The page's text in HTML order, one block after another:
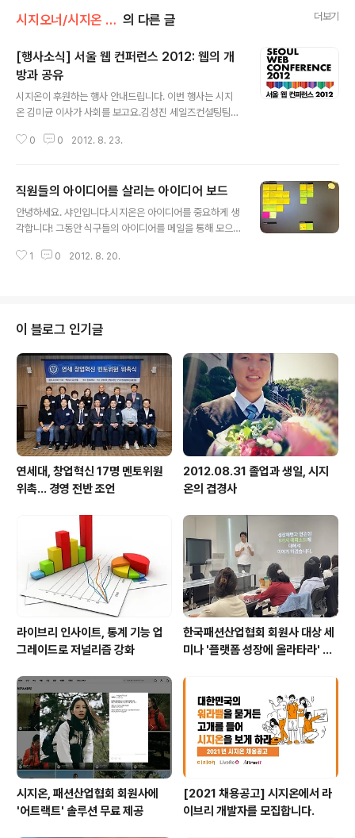
시지오너/시지온 아카이브 의 다른 글 더보기
[행사소식] 서울 웹 컨퍼런스 2012: 웹의 개
방과 공유
시지온이 후원하는 행사 안내드립니다. 이번 행사는 시지
온 김미균 이사가 사회를 보고요.김성진 세일즈컨설팅팀장
대해 강연을 합니다.온오프믹스 통해 참가 신청하실 수 있
스 2012」 행사의 주제는 웹의 개방과 공유 입니다. 급격히
진화하는 IT 신기술과 웹 패러다임에 대한 경험적 지식을
나누고, 홈페이지 운영기관의 상호 공존과 발전을 위한 소
과 비영리단체에서 참여해 더욱 의미가 있습니다. 웹 전문
0 0 2012. 8. 23.
직원들의 아이디어를 살리는 아이디어 보드
안녕하세요. 샤인입니다.시지온은 아이디어를 중요하게 생
각합니다! 그동안 식구들의 아이디어를 메일을 통해 모으
메일함으로 들어가면 그 것들이 눈에 보이지 않다보니 사
온에서 아이디어보드를 활용하는 방법을 소개해드리려고
합니다. 아이디어를 어떻게 모으고 실행할지 고민하고 계
시다면 참고하시고 더 좋은 방법이 있으면 댓글로 노하우
를 공유해주시지온 :) 짠!이것이 시지온 아이디어보드의 모
습입니다.직원들이 자주 오가는 작은 회의실 바깥벽에 눈
에 보이는 보드로 만들어 붙였습니다. 첫 단계는 아이디어
의 공유..
1 0 2012. 8. 20.
이 블로그 인기글
연세대, 창업혁신 17명 멘토위원
위촉… 경영 전반 조언
2012.08.31 졸업과 생일, 시지
온의 겹경사
라이브리 인사이트, 통계 기능 업
그레이드로 저널리즘 강화
한국패션산업협회 회원사 대상 세
미나 '플랫폼 성장에 올라타라' 및
시지온, 패션산업협회 회원사에
'어트랙트' 솔루션 무료 제공
[2021 채용공고] 시지온에서 라
이브리 개발자를 모집합니다.